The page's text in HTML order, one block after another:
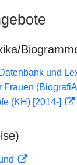
und
Frauen
(KH) [2014-]